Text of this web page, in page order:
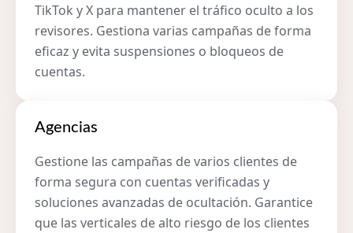
TikTok y X para mantener el tráfico oculto a los
revisores. Gestiona varias campañas de forma
eficaz y evita suspensiones o bloqueos de
cuentas.
Agencias
Gestione las campañas de varios clientes de
forma segura con cuentas verificadas y
soluciones avanzadas de ocultación. Garantice
que las verticales de alto riesgo de los clientes